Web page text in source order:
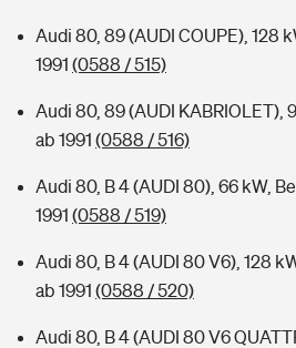
Audi 80, 89 (AUDI COUPE), 128
1991 (0588 / 515)
Audi 80, 89 (AUDI KABRIOLET),
ab 1991 (0588 / 516)
Audi 80, B 4 (AUDI 80), 66 kW,
1991 (0588 / 519)
Audi 80, B 4 (AUDI 80 V6), 128
ab 1991 (0588 / 520)
Audi 80, B 4 (AUDI 80 V6